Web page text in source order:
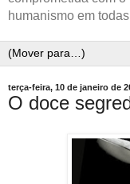
humanismo em
terça-feira, 10 de janeiro de
O doce